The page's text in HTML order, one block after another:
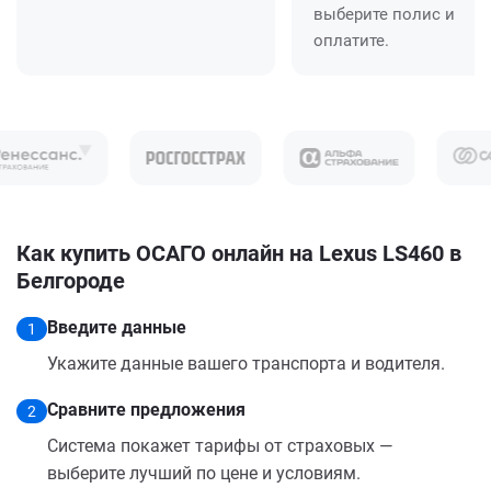
выберите полис и
оплатите.
Как купить ОСАГО онлайн на Lexus LS460 в
Белгороде
1
Введите данные
Укажите данные вашего транспорта и водителя.
2
Сравните предложения
Система покажет тарифы от страховых —
выберите лучший по цене и условиям.